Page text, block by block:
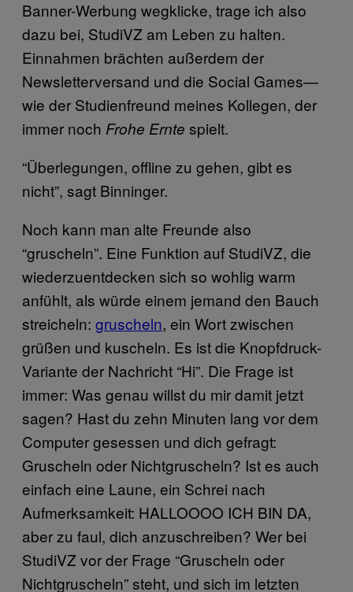
Banner-Werbung wegklicke, trage ich also
dazu bei, StudiVZ am Leben zu halten.
Einnahmen brächten außerdem der
Newsletterversand und die Social Games—
wie der Studienfreund meines Kollegen, der
immer noch Frohe Ernte spielt.
“Überlegungen, offline zu gehen, gibt es
nicht”, sagt Binninger.
Noch kann man alte Freunde also
“gruscheln”. Eine Funktion auf StudiVZ, die
wiederzuentdecken sich so wohlig warm
anfühlt, als würde einem jemand den Bauch
streicheln: gruscheln, ein Wort zwischen
grüßen und kuscheln. Es ist die Knopfdruck-
Variante der Nachricht “Hi”. Die Frage ist
immer: Was genau willst du mir damit jetzt
sagen? Hast du zehn Minuten lang vor dem
Computer gesessen und dich gefragt:
Gruscheln oder Nichtgruscheln? Ist es auch
einfach eine Laune, ein Schrei nach
Aufmerksamkeit: HALLOOOO ICH BIN DA,
aber zu faul, dich anzuschreiben? Wer bei
StudiVZ vor der Frage “Gruscheln oder
Nichtgruscheln” steht, und sich im letzten